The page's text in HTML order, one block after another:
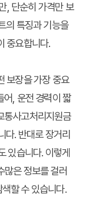
, 단순히 가격만 보
의 특징과 기능을
중요합니다.
보장을 가장 중요
어, 운전 경력이 짧
통사고처리지원금
다. 반대로 장거리
있습니다. 이렇게
많은 정보를 걸러
할 수 있습니다.